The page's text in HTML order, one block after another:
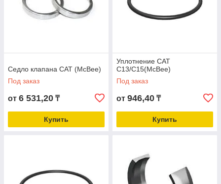
Седло клапана CAT (McBee)
Под заказ
от 6 531,20 ₸
Купить
Уплотнение CAT
C13/C15(McBee)
Под заказ
от 946,40 ₸
Купить